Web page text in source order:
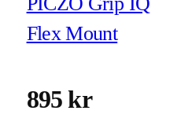
Flex Mount
895 kr